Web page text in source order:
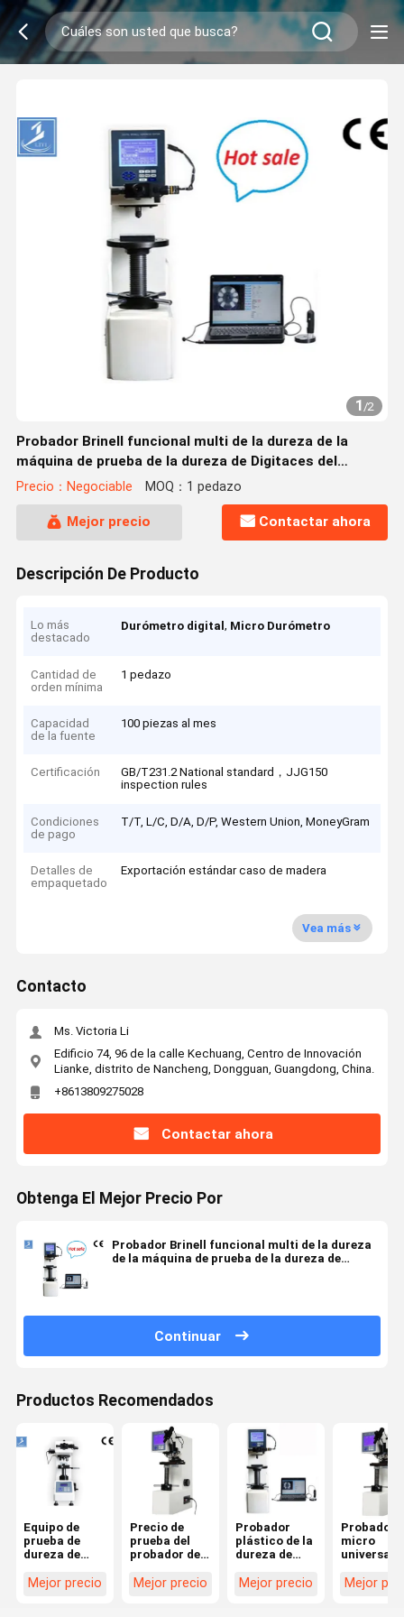
1/2
Probador Brinell funcional multi de la dureza de la
máquina de prueba de la dureza de Digitaces del
codificador de Omron
Precio：Negociable MOQ：1 pedazo
Mejor precio Contactar ahora
Descripción De Producto
Lo más
destacado
Durómetro digital, Micro Durómetro
Cantidad de
orden mínima
1 pedazo
Capacidad
de la fuente
100 piezas al mes
Certificación
GB/T231.2 National standard，JJG150
inspection rules
Condiciones
de pago
T/T, L/C, D/A, D/P, Western Union, MoneyGram
Detalles de
empaquetado
Exportación estándar caso de madera
Vea más
Contacto
Ms. Victoria Li
Edificio 74, 96 de la calle Kechuang, Centro de Innovación
Lianke, distrito de Nancheng, Dongguan, Guangdong, China.
+8613809275028
Contactar ahora
Obtenga El Mejor Precio Por
Probador Brinell funcional multi de la dureza
de la máquina de prueba de la dureza de
Continuar
Productos Recomendados
Equipo de
prueba de
dureza de
con pantalla
Mejor precio
Precio de
prueba del
probador de
Rockwell de la
Mejor precio
Probador
plástico de la
dureza de
precio del
Mejor precio
Probador
micro
universal
Liyi
Mejor